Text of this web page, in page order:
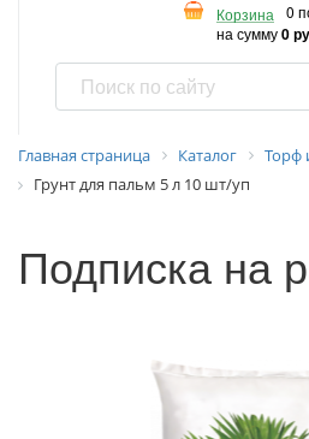
Корзина
0
на сумму0
Главная страница Каталог
Торф
Грунт для пальм 5 л 10 шт/уп
Подписка на